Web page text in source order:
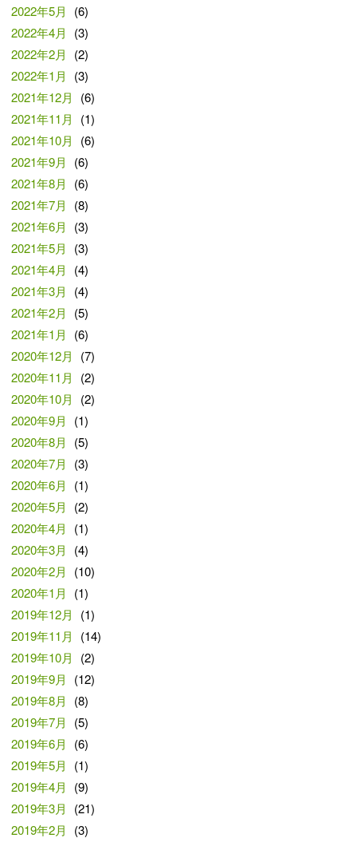
2022年5月
(6)
2022年4月
(3)
2022年2月
(2)
2022年1月
(3)
2021年12月
(6)
2021年11月
(1)
2021年10月
(6)
2021年9月
(6)
2021年8月
(6)
2021年7月
(8)
2021年6月
(3)
2021年5月
(3)
2021年4月
(4)
2021年3月
(4)
2021年2月
(5)
2021年1月
(6)
2020年12月
(7)
2020年11月
(2)
2020年10月
(2)
2020年9月
(1)
2020年8月
(5)
2020年7月
(3)
2020年6月
(1)
2020年5月
(2)
2020年4月
(1)
2020年3月
(4)
2020年2月
(10)
2020年1月
(1)
2019年12月
(1)
2019年11月
(14)
2019年10月
(2)
2019年9月
(12)
2019年8月
(8)
2019年7月
(5)
2019年6月
(6)
2019年5月
(1)
2019年4月
(9)
2019年3月
(21)
2019年2月
(3)